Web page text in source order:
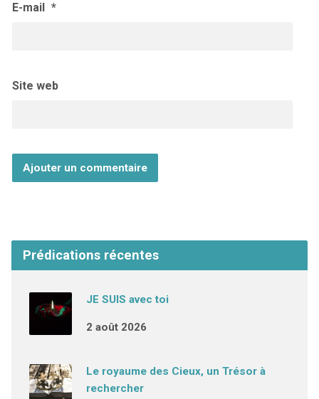
E-mail *
Site web
Prédications récentes
JE SUIS avec toi
2 août 2026
Le royaume des Cieux, un Trésor à
rechercher